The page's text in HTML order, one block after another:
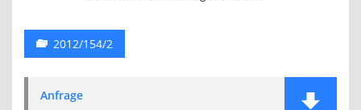
2012/154/2
Anfrage